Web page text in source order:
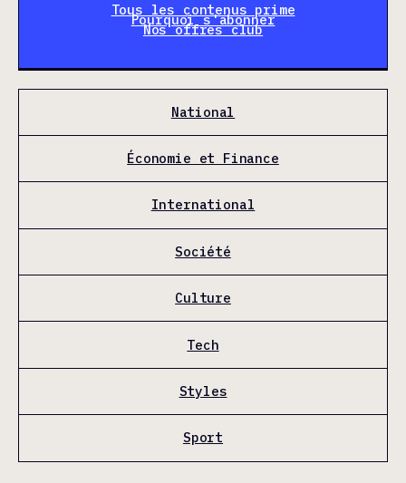
Tous les contenus prime
Pourquoi s'abonner
Nos offres club
National
Économie et Finance
International
Société
Culture
Tech
Styles
Sport